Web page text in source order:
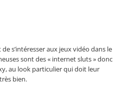
s’intéresser aux jeux vidéo dans le
sont des « internet sluts » donc
au look particulier qui doit leur
bien.